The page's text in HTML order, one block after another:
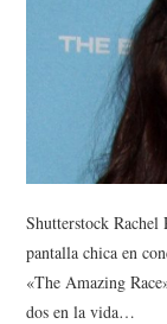
Shutterstock Rachel
pantalla chica en
«The Amazing
dos en la vida…